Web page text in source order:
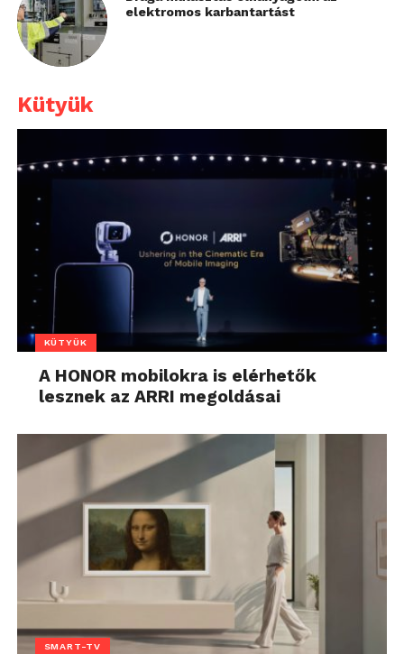
elektromos karbantartást
Kütyük
KÜTYÜK
A HONOR mobilokra is elérhetők
lesznek az ARRI megoldásai
SMART-TV